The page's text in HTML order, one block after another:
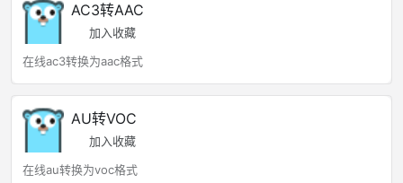
AC3转AAC
加入收藏
在线ac3转换为aac格式
AU转VOC
加入收藏
在线au转换为voc格式